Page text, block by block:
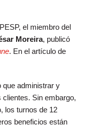
el miembro del
Moreira, publicó
. En el artículo de
que administrar y
Sin embargo,
los turnos de 12
beneficios están